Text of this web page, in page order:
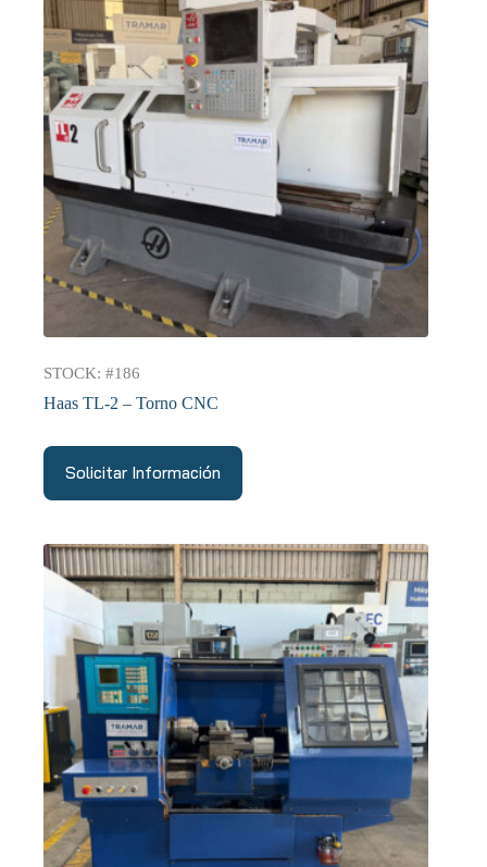
STOCK: #186
Haas TL-2 – Torno CNC
Solicitar Información